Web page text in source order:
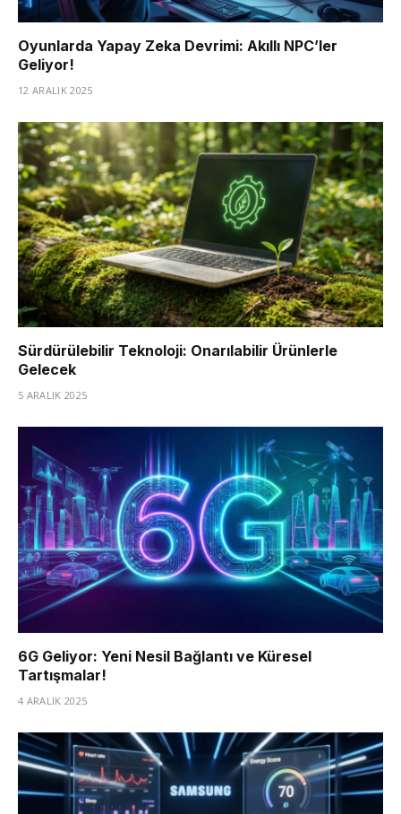
Oyunlarda Yapay Zeka Devrimi: Akıllı NPC’ler
Geliyor!
12 ARALIK 2025
Sürdürülebilir Teknoloji: Onarılabilir Ürünlerle
Gelecek
5 ARALIK 2025
6G Geliyor: Yeni Nesil Bağlantı ve Küresel
Tartışmalar!
4 ARALIK 2025